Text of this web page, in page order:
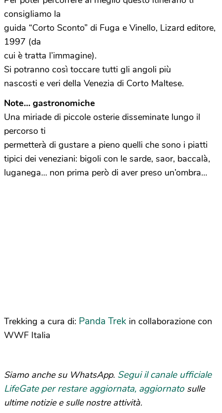
consigliamo la
guida “Corto Sconto” di Fuga e Vinello, Lizard editore,
1997 (da
cui è tratta l’immagine).
Si potranno così toccare tutti gli angoli più
nascosti e veri della Venezia di Corto Maltese.
Note… gastronomiche
Una miriade di piccole osterie disseminate lungo il
percorso ti
permetterà di gustare a pieno quelli che sono i piatti
tipici dei veneziani: bigoli con le sarde, saor, baccalà,
luganega… non prima però di aver preso un’ombra…
Trekking a cura di: Panda Trek in collaborazione con
WWF Italia
Siamo anche su WhatsApp. Segui il canale ufficiale
LifeGate per restare aggiornata, aggiornato sulle
ultime notizie e sulle nostre attività.